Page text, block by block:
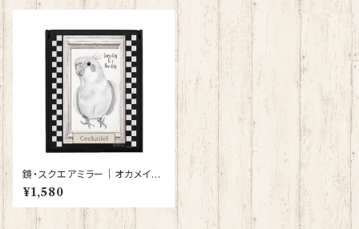
鏡・スクエアミラー｜オカメイン
コ グッズ 雑貨(黒）【型番 MI-1
50】
¥1,580